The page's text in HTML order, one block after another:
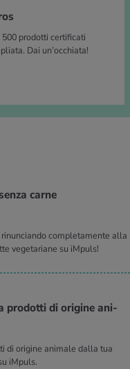
prodotti certificati
Dai un’occhiata!
carne
completamente alla
vegetariane su iMpuls!
pro­dot­ti di ori­gi­ne ani­
di origine animale dalla tua
iMpuls.